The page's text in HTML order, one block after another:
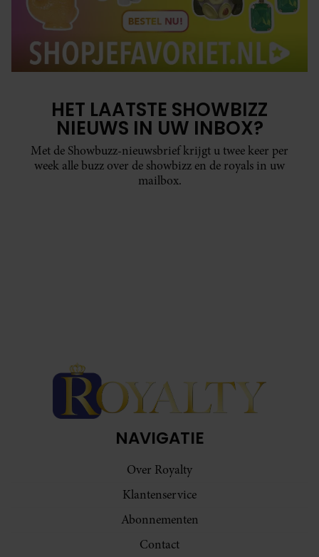
HET LAATSTE SHOWBIZZ
NIEUWS IN UW INBOX?
Met de Showbuzz-nieuwsbrief krijgt u twee keer per
week alle buzz over de showbizz en de royals in uw
mailbox.
NAVIGATIE
Over Royalty
Klantenservice
Abonnementen
Contact